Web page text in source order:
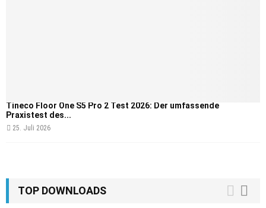
Tineco Floor One S5 Pro 2 Test 2026: Der umfassende
Praxistest des...
25. Juli 2026
TOP DOWNLOADS